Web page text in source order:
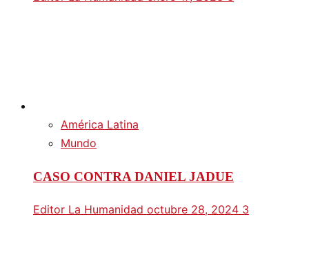
América Latina
Mundo
CASO CONTRA DANIEL JADUE
Editor La Humanidad octubre 28, 2024 3